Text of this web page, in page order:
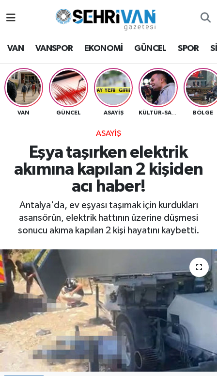
VAN VANSPOR EKONOMİ GÜNCEL SPOR
VAN GÜNCEL ASAYİŞ BÖLGE
ASAYİŞ
Eşya taşırken elektrik
akımına kapılan 2 kişiden
acı haber!
Antalya'da, ev eşyası taşımak için kurdukları
asansörün, elektrik hattının üzerine düşmesi
sonucu akıma kapılan 2 kişi hayatını kaybetti.
Van Hava Durumu
VAN Namaz Vakitleri
Van Trafik Yoğunluk Haritası
Süper Lig Puan Durumu ve Fikstür
Tüm Manşetler
Son Dakika Haberleri
Haber Arşivi